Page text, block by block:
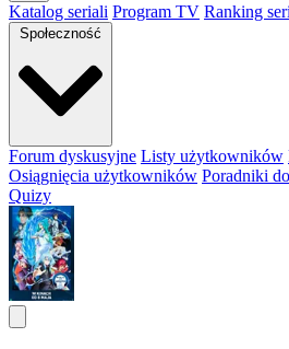
Katalog seriali Program TV Ranking
Społeczność
Forum dyskusyjne Listy użytkowników
Osiągnięcia użytkowników Poradniki
Quizy